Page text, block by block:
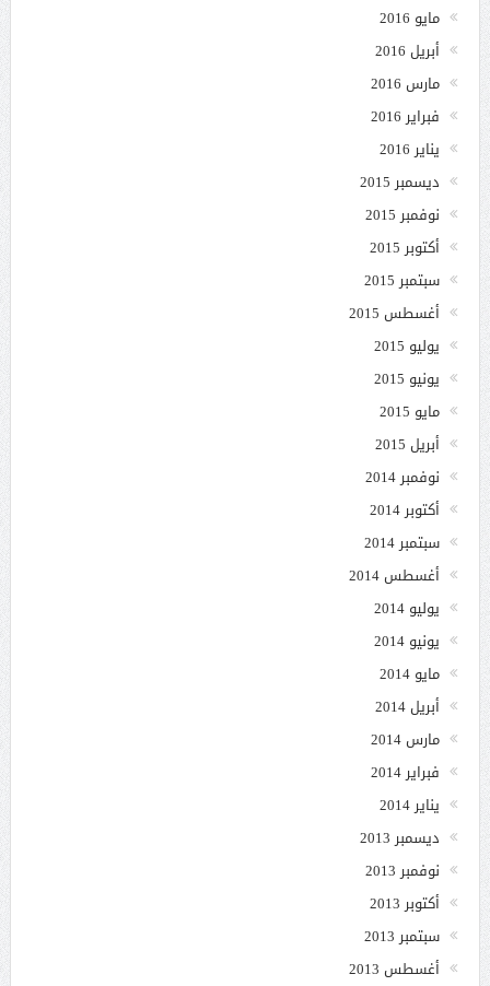
مايو 2016
أبريل 2016
مارس 2016
فبراير 2016
يناير 2016
ديسمبر 2015
نوفمبر 2015
أكتوبر 2015
سبتمبر 2015
أغسطس 2015
يوليو 2015
يونيو 2015
مايو 2015
أبريل 2015
نوفمبر 2014
أكتوبر 2014
سبتمبر 2014
أغسطس 2014
يوليو 2014
يونيو 2014
مايو 2014
أبريل 2014
مارس 2014
فبراير 2014
يناير 2014
ديسمبر 2013
نوفمبر 2013
أكتوبر 2013
سبتمبر 2013
أغسطس 2013